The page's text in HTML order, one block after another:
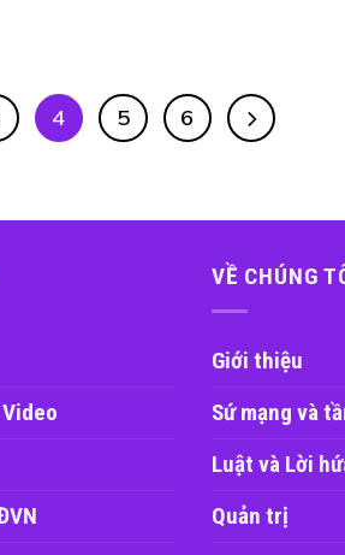
4 5 6
VỀ CHÚNG
Giới thiệu
Sứ mạng và
Luật và Lời
Quản trị